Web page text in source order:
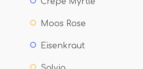
Moos Rose
Eisenkraut